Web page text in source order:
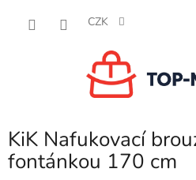
CZK
KiK Nafukovací
fontánkou 170 cm